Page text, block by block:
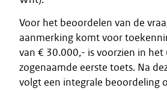
Voor het beoordelen van de
aanmerking komt voor
van € 30.000,- is voorzien in het
zogenaamde eerste toets. Na
volgt een integrale beoordeling